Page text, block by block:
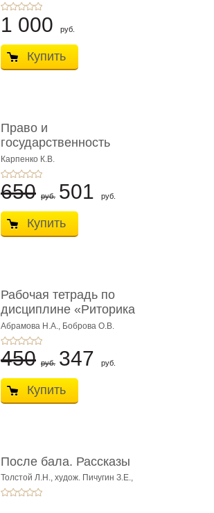
1 000 руб.
Купить
Право и
государственность
Древнего Двуречья. �
...
Карпенко К.В.
650 руб. 501 руб.
Купить
Рабочая тетрадь по
дисциплине «Риторика
для ю� ...
Абрамова Н.А., Боброва О.В.
450 руб. 347 руб.
Купить
После бала. Рассказы
Толстой Л.Н., худож. Пичугин З.Е.,
худож. Лебедев А.И.,